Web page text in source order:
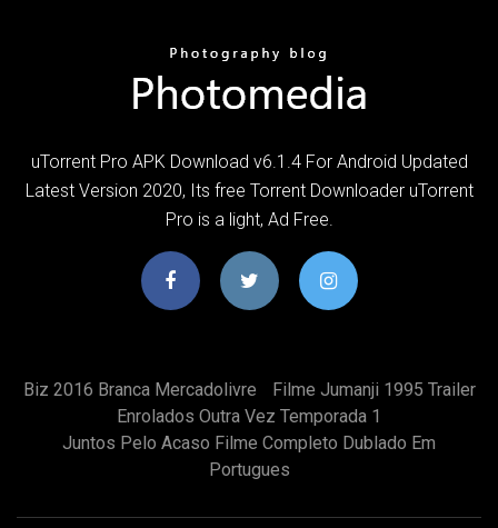
uTorrent Pro APK Download v6.1.4 For Android Updated
Latest Version 2020, Its free Torrent Downloader uTorrent
Pro is a light, Ad Free.
Biz 2016 Branca Mercadolivre
Filme Jumanji 1995 Trailer
Enrolados Outra Vez Temporada 1
Juntos Pelo Acaso Filme Completo Dublado Em
Portugues